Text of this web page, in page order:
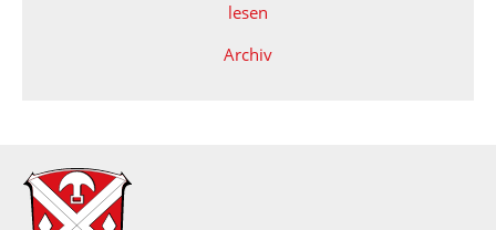
lesen
Archiv